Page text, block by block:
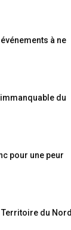
à ne
du
pour une peur
du Nord